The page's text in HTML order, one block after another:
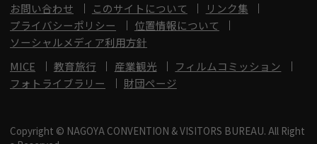
お問い合わせ
このサイトについて
リンク集
プライバシーポリシー
位置情報について
ソーシャルメディア利用方針
MICE
教育旅行 産業観光
フィルムコミッション
フォトライブラリー
財団ページ
Copyright © NAGOYA CONVENTION & VISITORS BUREAU. All Right